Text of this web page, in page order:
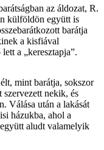
az áldozat, R.
külföldön együtt is
barátja
a kisfiával
a „keresztapja”.
mint barátja, sokszor
nekik, és
Válása után a lakását
házukba, ahol a
aludt valamelyik